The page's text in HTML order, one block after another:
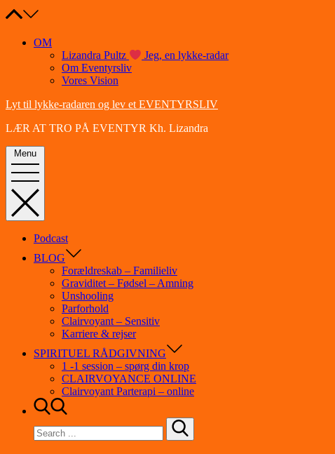
Skip
content
OM
Lizandra Pultz
Jeg, en lykke-radar
Om Eventyrsliv
Vores Vision
Lyt til lykke-radaren og lev et EVENTYRSLIV
LÆR AT TRO PÅ EVENTYR Kh. Lizandra
Menu
Podcast
BLOG
Forældreskab – Familieliv
Graviditet – Fødsel – Amning
Unshooling
Parforhold
Clairvoyant – Sensitiv
Karriere & rejser
SPIRITUEL RÅDGIVNING
1 -1 session – spørg din krop
CLAIRVOYANCE ONLINE
Clairvoyant Parterapi – online
Search
for: